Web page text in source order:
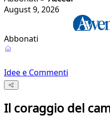
August 9, 2026
Abbonati
Idee e Commenti
Il coraggio del